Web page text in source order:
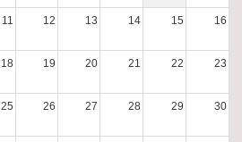
11 12 13 14 15 16
18 19 20 21 22 23
25 26 27 28 29 30